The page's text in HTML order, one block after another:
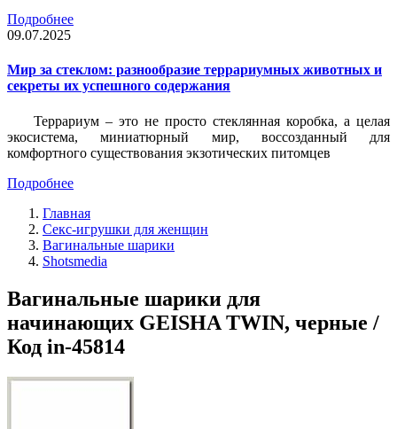
Подробнее
09.07.2025
Мир за стеклом: разнообразие террариумных животных и
секреты их успешного содержания
Террариум – это не просто стеклянная коробка, а целая
экосистема, миниатюрный мир, воссозданный для
комфортного существования экзотических питомцев
Подробнее
Главная
Секс-игрушки для женщин
Вагинальные шарики
Shotsmedia
Вагинальные шарики для
начинающих GEISHA TWIN, черные /
Код in-45814